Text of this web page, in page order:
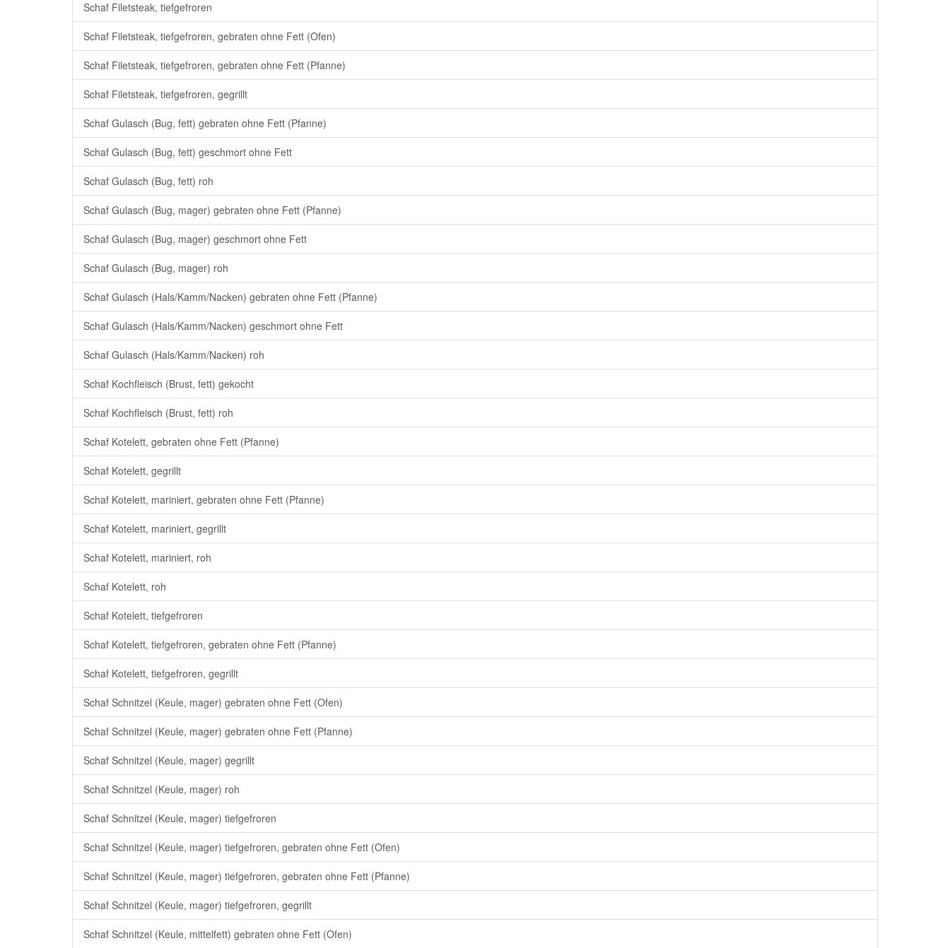
Schaf Filetsteak, tiefgefroren
Schaf Filetsteak, tiefgefroren, gebraten ohne Fett (Ofen)
Schaf Filetsteak, tiefgefroren, gebraten ohne Fett (Pfanne)
Schaf Filetsteak, tiefgefroren, gegrillt
Schaf Gulasch (Bug, fett) gebraten ohne Fett (Pfanne)
Schaf Gulasch (Bug, fett) geschmort ohne Fett
Schaf Gulasch (Bug, fett) roh
Schaf Gulasch (Bug, mager) gebraten ohne Fett (Pfanne)
Schaf Gulasch (Bug, mager) geschmort ohne Fett
Schaf Gulasch (Bug, mager) roh
Schaf Gulasch (Hals/Kamm/Nacken) gebraten ohne Fett (Pfanne)
Schaf Gulasch (Hals/Kamm/Nacken) geschmort ohne Fett
Schaf Gulasch (Hals/Kamm/Nacken) roh
Schaf Kochfleisch (Brust, fett) gekocht
Schaf Kochfleisch (Brust, fett) roh
Schaf Kotelett, gebraten ohne Fett (Pfanne)
Schaf Kotelett, gegrillt
Schaf Kotelett, mariniert, gebraten ohne Fett (Pfanne)
Schaf Kotelett, mariniert, gegrillt
Schaf Kotelett, mariniert, roh
Schaf Kotelett, roh
Schaf Kotelett, tiefgefroren
Schaf Kotelett, tiefgefroren, gebraten ohne Fett (Pfanne)
Schaf Kotelett, tiefgefroren, gegrillt
Schaf Schnitzel (Keule, mager) gebraten ohne Fett (Ofen)
Schaf Schnitzel (Keule, mager) gebraten ohne Fett (Pfanne)
Schaf Schnitzel (Keule, mager) gegrillt
Schaf Schnitzel (Keule, mager) roh
Schaf Schnitzel (Keule, mager) tiefgefroren
Schaf Schnitzel (Keule, mager) tiefgefroren, gebraten ohne Fett (Ofen)
Schaf Schnitzel (Keule, mager) tiefgefroren, gebraten ohne Fett (Pfanne)
Schaf Schnitzel (Keule, mager) tiefgefroren, gegrillt
Schaf Schnitzel (Keule, mittelfett) gebraten ohne Fett (Ofen)